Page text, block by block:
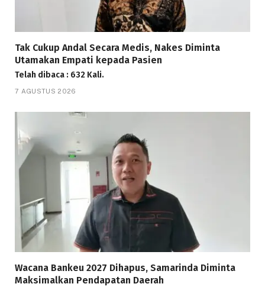
Tak Cukup Andal Secara Medis, Nakes Diminta
Utamakan Empati kepada Pasien
Telah dibaca : 632 Kali.
7 AGUSTUS 2026
Wacana Bankeu 2027 Dihapus, Samarinda Diminta
Maksimalkan Pendapatan Daerah